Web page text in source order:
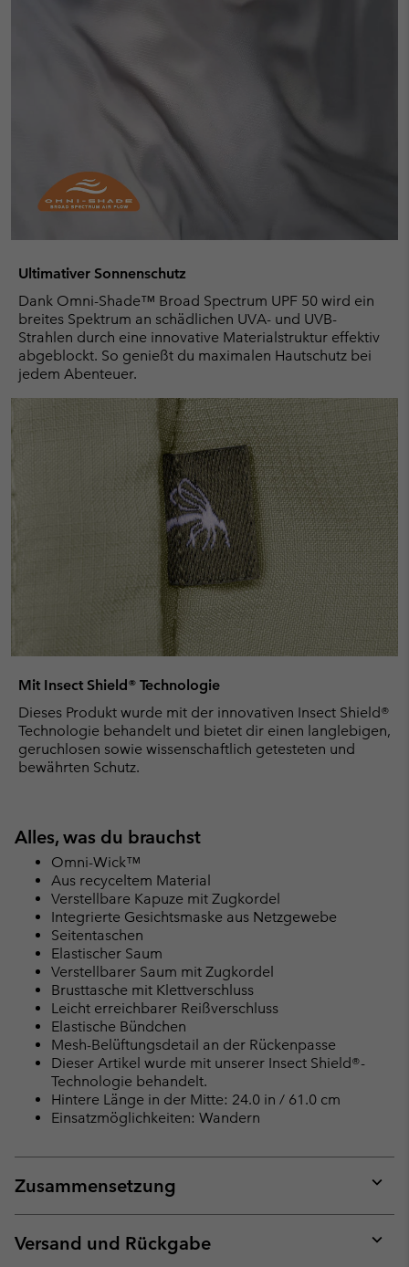
Ultimativer Sonnenschutz
Dank Omni-Shade™ Broad Spectrum UPF 50 wird ein
breites Spektrum an schädlichen UVA- und UVB-
Strahlen durch eine innovative Materialstruktur effektiv
abgeblockt. So genießt du maximalen Hautschutz bei
jedem Abenteuer.
Mit Insect Shield® Technologie
Dieses Produkt wurde mit der innovativen Insect Shield®
Technologie behandelt und bietet dir einen langlebigen,
geruchlosen sowie wissenschaftlich getesteten und
bewährten Schutz.
Alles, was du brauchst
Omni-Wick™
Aus recyceltem Material
Verstellbare Kapuze mit Zugkordel
Integrierte Gesichtsmaske aus Netzgewebe
Seitentaschen
Elastischer Saum
Verstellbarer Saum mit Zugkordel
Brusttasche mit Klettverschluss
Leicht erreichbarer Reißverschluss
Elastische Bündchen
Mesh-Belüftungsdetail an der Rückenpasse
Dieser Artikel wurde mit unserer Insect Shield®-
Technologie behandelt.
Hintere Länge in der Mitte: 24.0 in / 61.0 cm
Einsatzmöglichkeiten: Wandern
Zusammensetzung
or
Versand und Rückgabe